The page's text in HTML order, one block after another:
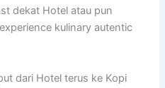
dekat Hotel atau pun
kulinary autentic
dari Hotel terus ke Kopi